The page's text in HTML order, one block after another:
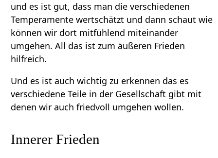
und es ist gut, dass man die verschiedenen
Temperamente wertschätzt und dann schaut wie
können wir dort mitfühlend miteinander
umgehen. All das ist zum äußeren Frieden
hilfreich.
Und es ist auch wichtig zu erkennen das es
verschiedene Teile in der Gesellschaft gibt mit
denen wir auch friedvoll umgehen wollen.
Innerer Frieden